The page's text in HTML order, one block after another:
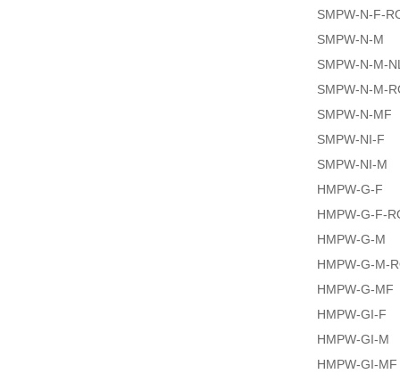
SMPW-N-F-
SMPW-N-M
SMPW-N-M-
SMPW-N-M-
SMPW-N-MF
SMPW-NI-F
SMPW-NI-M
HMPW-G-F
HMPW-G-F-
HMPW-G-M
HMPW-G-M-
HMPW-G-MF
HMPW-GI-F
HMPW-GI-M
HMPW-GI-MF